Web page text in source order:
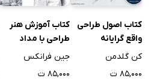
کتاب اصول طراحی
واقع گرایانه
کن گلدمن
۸۵,۰۰۰ ت
کتاب آموزش هنر
طراحی با مداد
جین فرانکس
۸۵,۰۰۰ ت